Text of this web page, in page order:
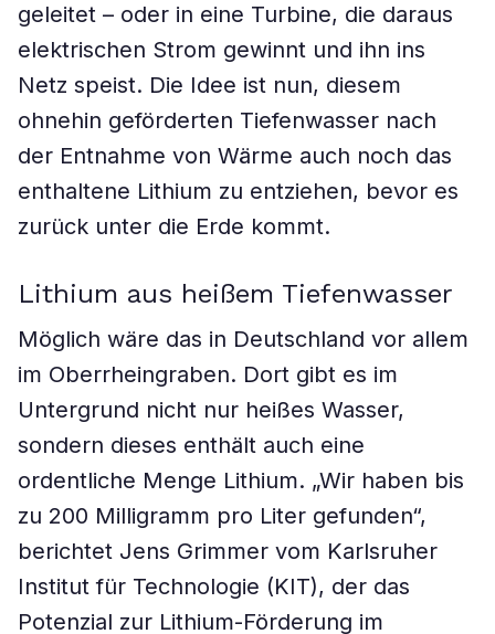
geleitet – oder in eine Turbine, die daraus
elektrischen Strom gewinnt und ihn ins
Netz speist. Die Idee ist nun, diesem
ohnehin geförderten Tiefenwasser nach
der Entnahme von Wärme auch noch das
enthaltene Lithium zu entziehen, bevor es
zurück unter die Erde kommt.
Lithium aus heißem Tiefenwasser
Möglich wäre das in Deutschland vor allem
im Oberrheingraben. Dort gibt es im
Untergrund nicht nur heißes Wasser,
sondern dieses enthält auch eine
ordentliche Menge Lithium. „Wir haben bis
zu 200 Milligramm pro Liter gefunden“,
berichtet Jens Grimmer vom Karlsruher
Institut für Technologie (KIT), der das
Potenzial zur Lithium-Förderung im